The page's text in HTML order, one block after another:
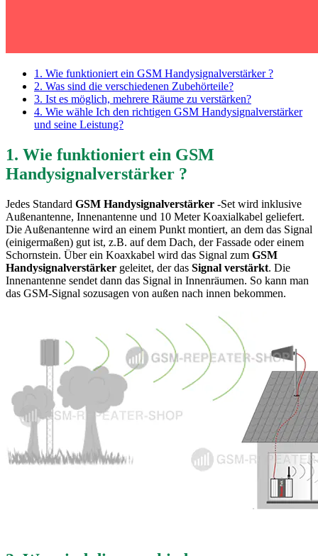
1. Wie funktioniert ein GSM Handysignalverstärker ?
2. Was sind die verschiedenen Zubehörteile?
3. Ist es möglich, mehrere Räume zu verstärken?
4. Wie wähle Ich den richtigen GSM Handysignalverstärker
und seine Leistung?
1. Wie funktioniert ein GSM
Handysignalverstärker ?
Jedes Standard GSM Handysignalverstärker -Set wird inklusive
Außenantenne, Innenantenne und 10 Meter Koaxialkabel geliefert.
Die Außenantenne wird an einem Punkt montiert, an dem das Signal
(einigermaßen) gut ist, z.B. auf dem Dach, der Fassade oder einem
Schornstein. Über ein Koaxkabel wird das Signal zum GSM
Handysignalverstärker geleitet, der das Signal verstärkt. Die
Innenantenne sendet dann das Signal in Innenräumen. So kann man
das GSM-Signal sozusagen von außen nach innen bekommen.